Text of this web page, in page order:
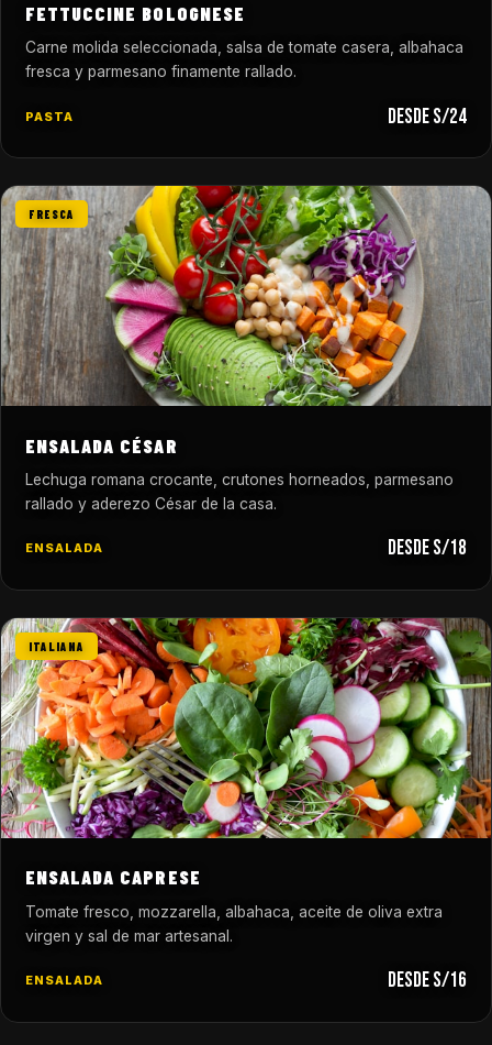
FETTUCCINE BOLOGNESE
Carne molida seleccionada, salsa de tomate casera, albahaca
fresca y parmesano finamente rallado.
PASTA desde S/24
FRESCA
ENSALADA CÉSAR
Lechuga romana crocante, crutones horneados, parmesano
rallado y aderezo César de la casa.
ENSALADA desde S/18
ITALIANA
ENSALADA CAPRESE
Tomate fresco, mozzarella, albahaca, aceite de oliva extra
virgen y sal de mar artesanal.
ENSALADA desde S/16